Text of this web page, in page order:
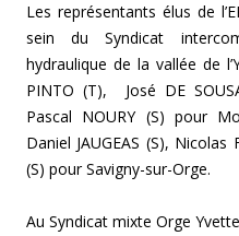
Les représentants élus de
sein du Syndicat
hydraulique de la vallée de
PINTO (T), José DE
Pascal NOURY (S) pour
Daniel JAUGEAS (S), Nicolas
(S) pour Savigny-sur-Orge.
Au Syndicat mixte Orge